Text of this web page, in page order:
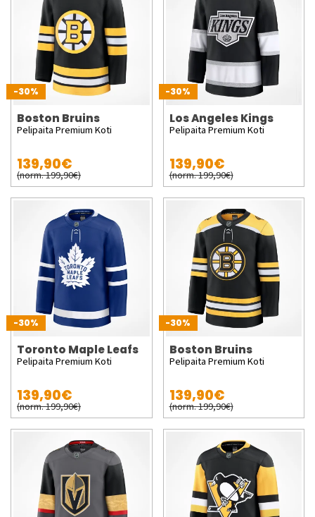
-30%
Boston Bruins
Pelipaita Premium Koti
139,90€
(norm. 199,90€)
-30%
Los Angeles Kings
Pelipaita Premium Koti
139,90€
(norm. 199,90€)
-30%
Toronto Maple Leafs
Pelipaita Premium Koti
139,90€
(norm. 199,90€)
-30%
Boston Bruins
Pelipaita Premium Koti
139,90€
(norm. 199,90€)